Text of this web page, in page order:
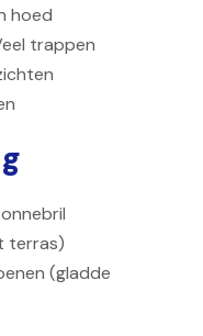
hoed
trappen
terras)
(gladde